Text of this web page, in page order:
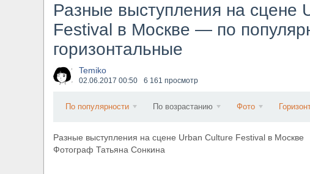
XANDRIA представили новый сингл под названием «...
Wacken Open Air 2026 объявили последние одиннад...
​Wacken Open Air 2027 объявил новую волну участ...
Разные выступления на сцене
Festival в Москве — по
горизонтальные
Temiko
02.06.2017 00:50 6 161 просмотр
По популярности По возрастанию Фото
Разные выступления на сцене Urban Culture Festival в Москве
Фотограф Татьяна Сонкина